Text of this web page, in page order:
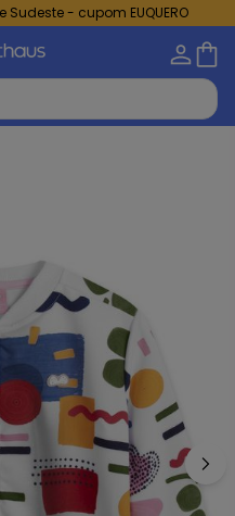
Sudeste - cupom EUQUERO